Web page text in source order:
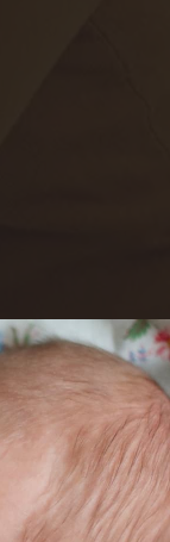
plus
d’une maladie
par une
comme